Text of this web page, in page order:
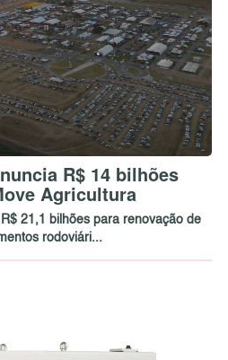
R$ 14 bilhões
Agricultura
21,1 bilhões para renovação de
rodoviári...